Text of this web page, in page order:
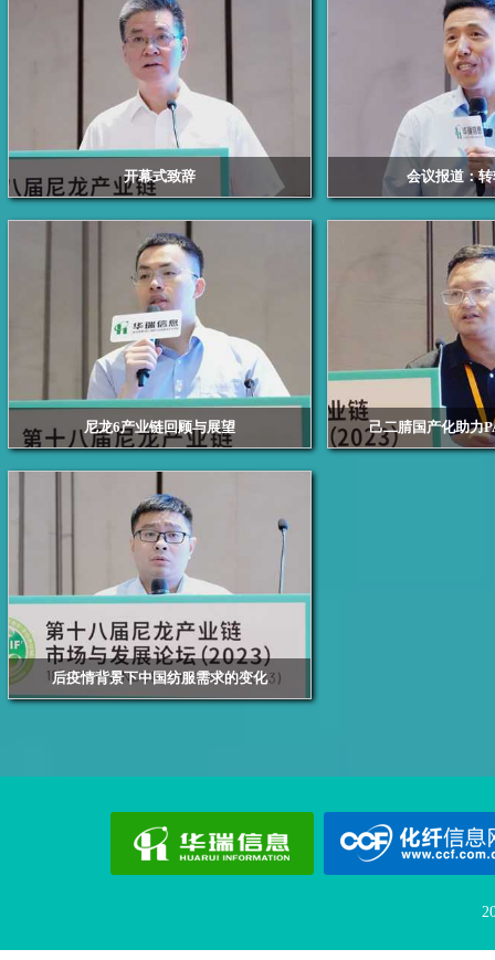
开幕式致辞
浙江华瑞信息资讯股份有限公司总经理 赖天明
会议报道：
南华期货首席经
尼龙6产业链回顾与展望
浙江华瑞信息资讯股份有限公司的资深锦纶分析师
李毅
己二腈国产化助力
天辰齐翔新材料有限
后疫情背景下中国纺服需求的变化
浙江华瑞信息资讯股份有限公司资深分析师 倪国苗